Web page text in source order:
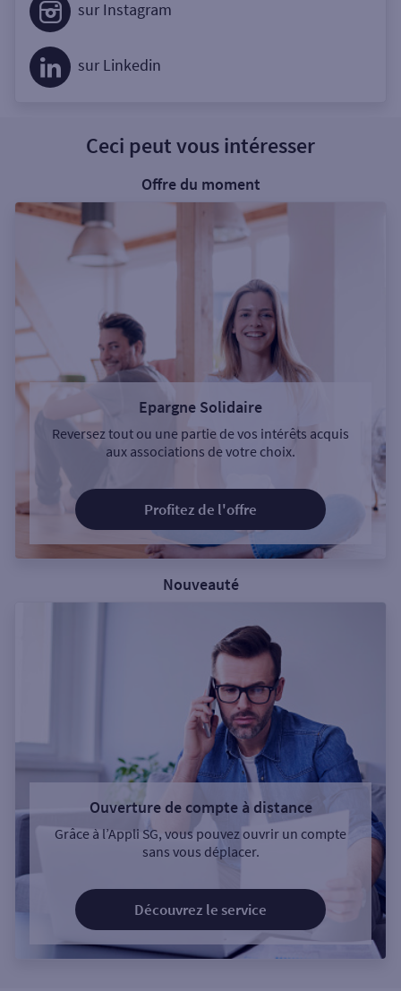
sur Instagram
sur Linkedin
Ceci peut vous intéresser
Offre du moment
Epargne Solidaire
Reversez tout ou une partie de vos intérêts acquis
aux associations de votre choix.
Profitez de l'offre
Nouveauté
Ouverture de compte à distance
Grâce à l’Appli SG, vous pouvez ouvrir un compte
sans vous déplacer.
Découvrez le service